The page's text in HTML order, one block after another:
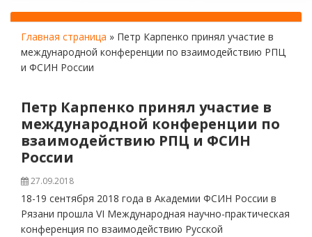
Главная страница » Петр Карпенко принял участие в
международной конференции по взаимодействию РПЦ
и ФСИН России
Петр Карпенко принял участие в
международной конференции по
взаимодействию РПЦ и ФСИН
России
27.09.2018
18-19 сентября 2018 года в Академии ФСИН России в
Рязани прошла VI Международная научно-практическая
конференция по взаимодействию Русской